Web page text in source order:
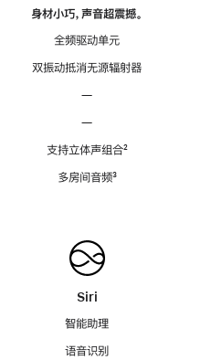
身材小巧，声音超震撼。
全频驱动单元
双振动抵消无源辐射器
—
—
支持立体声组合脚
²
多房间音频脚
³
Siri
智能助理
语音识别